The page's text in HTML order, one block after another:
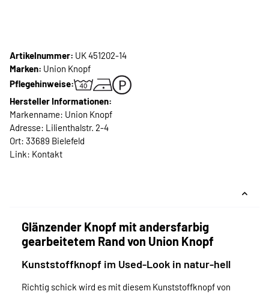
Artikelnummer: UK 451202-14
Marken: Union Knopf
Pflegehinweise:
Hersteller Informationen:
Markenname: Union Knopf
Adresse: Lilienthalstr. 2-4
Ort: 33689 Bielefeld
Link: Kontakt
Glänzender Knopf mit andersfarbig
gearbeitetem Rand von Union Knopf
Kunststoffknopf im Used-Look in natur-hell
Richtig schick wird es mit diesem Kunststoffknopf von